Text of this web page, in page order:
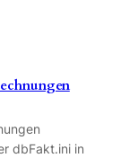
dbFakt.ini in